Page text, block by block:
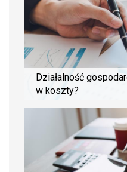
Działalność
w koszty?